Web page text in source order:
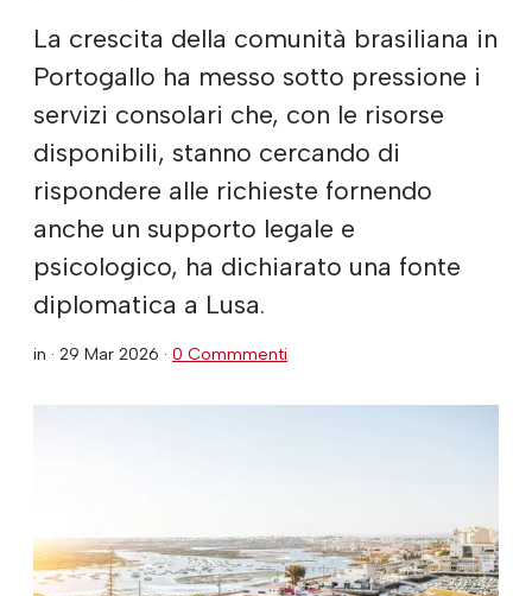
La crescita della comunità brasiliana in
Portogallo ha messo sotto pressione i
servizi consolari che, con le risorse
disponibili, stanno cercando di
rispondere alle richieste fornendo
anche un supporto legale e
psicologico, ha dichiarato una fonte
diplomatica a Lusa.
in · 29 Mar 2026 · 0 Commmenti